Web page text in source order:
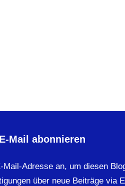
Mail abonnieren
Mail-Adresse an, um diesen
über neue Beiträge via